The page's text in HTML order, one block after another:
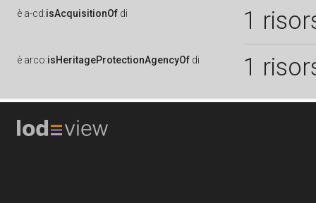
è a-cd:isAcquisitionOf di 1
è arco:isHeritageProtectionAgencyOf di 1